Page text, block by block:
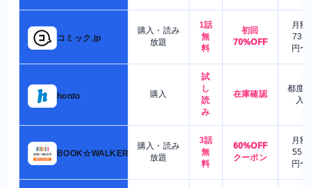
コミック.jp
購入・読み
放題
1話
無
料
初回
70%OFF
月額
730
円〜
honto 購入
試
し
読
み
在庫確認
都度
入
BOOK☆WALKER
購入・読み
放題
3話
無
料
60%OFF
クーポン
月額
550
円〜